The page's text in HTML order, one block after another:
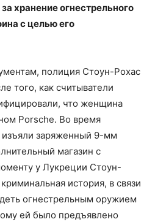
хранение огнестрельного
с целью его
полиция Стоун-Рохас
того, как считыватели
что женщина
Porsche. Во время
изъяли заряженный 9-мм
магазин с
у Лукреции Стоун-
история, в связи
огнестрельным оружием
ей было предъявлено